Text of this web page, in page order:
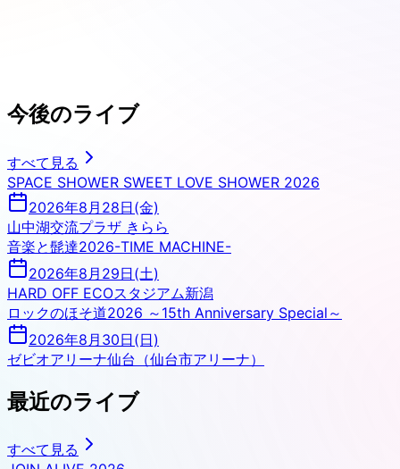
今後のライブ
すべて見る
SPACE SHOWER SWEET LOVE SHOWER 2026
2026年8月28日(金)
山中湖交流プラザ きらら
音楽と髭達2026-TIME MACHINE-
2026年8月29日(土)
HARD OFF ECOスタジアム新潟
ロックのほそ道2026 ～15th Anniversary Special～
2026年8月30日(日)
ゼビオアリーナ仙台（仙台市アリーナ）
最近のライブ
すべて見る